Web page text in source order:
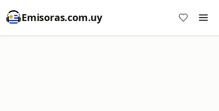
Emisoras.com.uy